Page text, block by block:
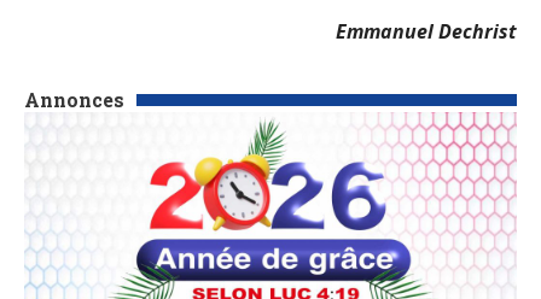
Annonces
Emmanuel Dechrist